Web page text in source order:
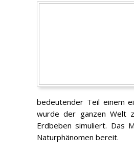
bedeutender Teil einem
wurde der ganzen Welt
Erdbeben simuliert. Das
Naturphänomen bereit.